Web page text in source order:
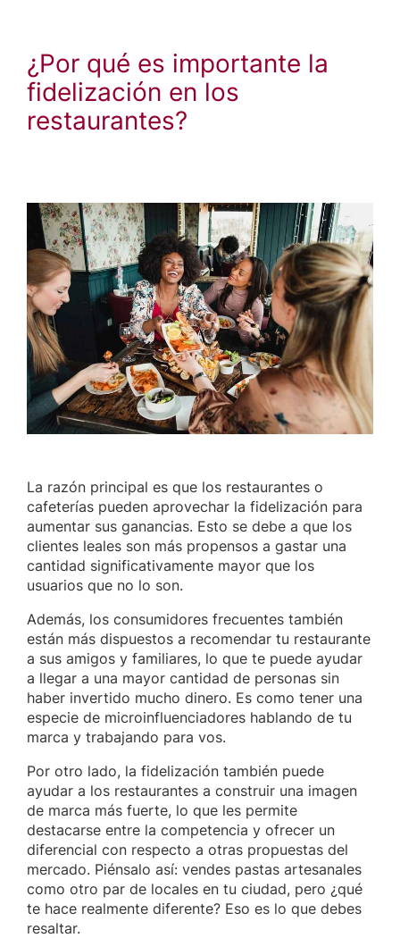
¿Por qué es importante la
fidelización en los
restaurantes?
La razón principal es que los restaurantes o
cafeterías pueden aprovechar la fidelización para
aumentar sus ganancias. Esto se debe a que los
clientes leales son más propensos a gastar una
cantidad significativamente mayor que los
usuarios que no lo son.
Además, los consumidores frecuentes también
están más dispuestos a recomendar tu restaurante
a sus amigos y familiares, lo que te puede ayudar
a llegar a una mayor cantidad de personas sin
haber invertido mucho dinero. Es como tener una
especie de microinfluenciadores hablando de tu
marca y trabajando para vos.
Por otro lado, la fidelización también puede
ayudar a los restaurantes a construir una imagen
de marca más fuerte, lo que les permite
destacarse entre la competencia y ofrecer un
diferencial con respecto a otras propuestas del
mercado. Piénsalo así: vendes pastas artesanales
como otro par de locales en tu ciudad, pero ¿qué
te hace realmente diferente? Eso es lo que debes
resaltar.